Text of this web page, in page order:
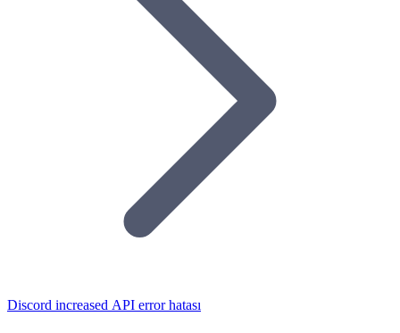
Discord increased API error hatası